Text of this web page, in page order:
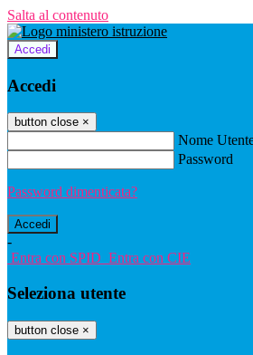
Salta al contenuto
Accedi
Accedi
button close ×
Nome
Password
Password dimenticata?
-
Entra con SPID Entra con CIE
Seleziona utente
button close ×